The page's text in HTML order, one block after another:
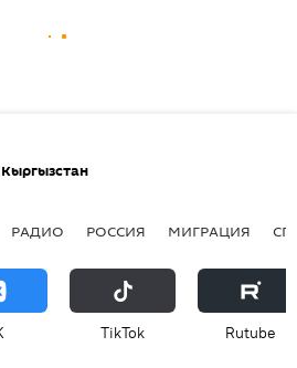
Кыргызстан
РАДИО РОССИЯ МИГРАЦИЯ
ТikТоk Rutube